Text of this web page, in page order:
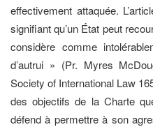
effectivement attaquée.
signifiant qu’un État peut
considère comme
d’autrui » (Pr. Myres
Society of International Law
des objectifs de la Charte
défend à permettre à son